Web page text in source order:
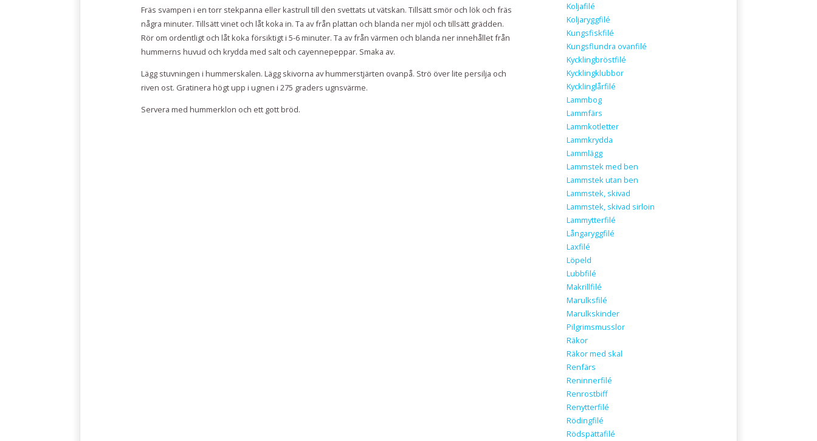
Fräs svampen i en torr stekpanna eller kastrull till den svettats ut vätskan. Tillsätt smör och lök och fräs
några minuter. Tillsätt vinet och låt koka in. Ta av från plattan och blanda ner mjöl och tillsätt grädden.
Rör om ordentligt och låt koka försiktigt i 5-6 minuter. Ta av från värmen och blanda ner innehållet från
hummerns huvud och krydda med salt och cayennepeppar. Smaka av.
Lägg stuvningen i hummerskalen. Lägg skivorna av hummerstjärten ovanpå. Strö över lite persilja och
riven ost. Gratinera högt upp i ugnen i 275 graders ugnsvärme.
Servera med hummerklon och ett gott bröd.
Koljafilé
Koljaryggfilé
Kungsfiskfilé
Kungsflundra ovanfilé
Kycklingbröstfilé
Kycklingklubbor
Kycklinglårfilé
Lammbog
Lammfärs
Lammkotletter
Lammkrydda
Lammlägg
Lammstek med ben
Lammstek utan ben
Lammstek, skivad
Lammstek, skivad sirloin
Lammytterfilé
Långaryggfilé
Laxfilé
Löpeld
Lubbfilé
Makrillfilé
Marulksfilé
Marulkskinder
Pilgrimsmusslor
Räkor
Räkor med skal
Renfärs
Reninnerfilé
Renrostbiff
Renytterfilé
Rödingfilé
Rödspättafilé